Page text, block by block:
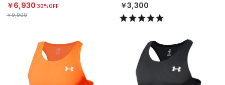
￥6,930 30%OFF
￥9,900
￥3,300